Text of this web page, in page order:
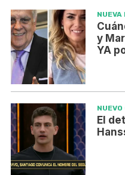
NUEVA
y
YA
El